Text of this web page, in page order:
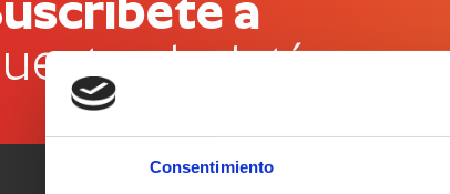
Consentimiento
a
boletín